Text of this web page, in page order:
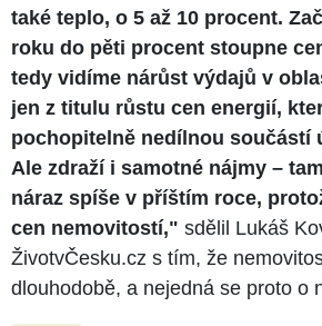
také teplo, o 5 až 10 procent.
roku do pěti procent stoupne
tedy vidíme nárůst výdajů v
jen z titulu růstu cen energií,
pochopitelně nedílnou součástí
Ale zdraží i samotné nájmy –
náraz spíše v příštím roce,
cen nemovitostí," sdělil Lukáš
ŽivotvČesku.cz s tím, že
dlouhodobě, a nejedná se proto o